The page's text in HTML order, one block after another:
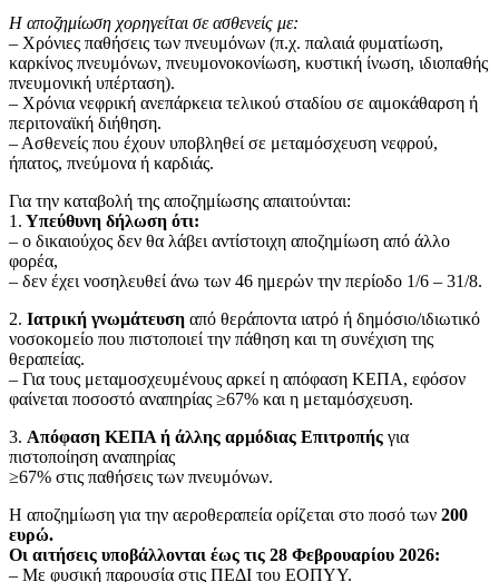
Η αποζημίωση χορηγείται σε ασθενείς με:
– Χρόνιες παθήσεις των πνευμόνων (π.χ. παλαιά φυματίωση,
καρκίνος πνευμόνων, πνευμονοκονίωση, κυστική ίνωση, ιδιοπαθής
πνευμονική υπέρταση).
– Χρόνια νεφρική ανεπάρκεια τελικού σταδίου σε αιμοκάθαρση ή
περιτοναϊκή διήθηση.
– Ασθενείς που έχουν υποβληθεί σε μεταμόσχευση νεφρού,
ήπατος, πνεύμονα ή καρδιάς.
Για την καταβολή της αποζημίωσης απαιτούνται:
1. Υπεύθυνη δήλωση ότι:
– ο δικαιούχος δεν θα λάβει αντίστοιχη αποζημίωση από άλλο
φορέα,
– δεν έχει νοσηλευθεί άνω των 46 ημερών την περίοδο 1/6 – 31/8.
2. Ιατρική γνωμάτευση από θεράποντα ιατρό ή δημόσιο/ιδιωτικό
νοσοκομείο που πιστοποιεί την πάθηση και τη συνέχιση της
θεραπείας.
– Για τους μεταμοσχευμένους αρκεί η απόφαση ΚΕΠΑ, εφόσον
φαίνεται ποσοστό αναπηρίας ≥67% και η μεταμόσχευση.
3. Απόφαση ΚΕΠΑ ή άλλης αρμόδιας Επιτροπής για
πιστοποίηση αναπηρίας
≥67% στις παθήσεις των πνευμόνων.
Η αποζημίωση για την αεροθεραπεία ορίζεται στο ποσό των 200
ευρώ.
Οι αιτήσεις υποβάλλονται έως τις 28 Φεβρουαρίου 2026:
– Με φυσική παρουσία στις ΠΕΔΙ του ΕΟΠΥΥ.